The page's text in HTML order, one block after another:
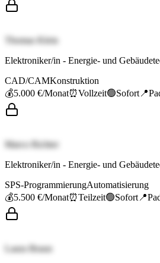
Thomas Klein
Elektroniker/in - Energie- und
CAD/CAMKonstruktion
💰5.000 €/Monat⏰Vollzeit🟢Sofort 📍
Marco Richter
Elektroniker/in - Energie- und
SPS-ProgrammierungAutomatisierung
💰5.500 €/Monat⏰Teilzeit🟢Sofort 📍
Laura Braun